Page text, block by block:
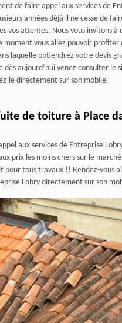
de faire appel aux services de
années déjà il ne cesse de
vos attentes. Nous vous invitons à
moment vous allez pouvoir profiter
laquelle obtiendrez votre devis
dès aujourd’hui venez consulter le
le directement sur son mobile.
de toiture à Place
aux services de Entreprise
prix les moins chers sur le
pour tous travaux !! Rendez-vous
Lobry directement sur son